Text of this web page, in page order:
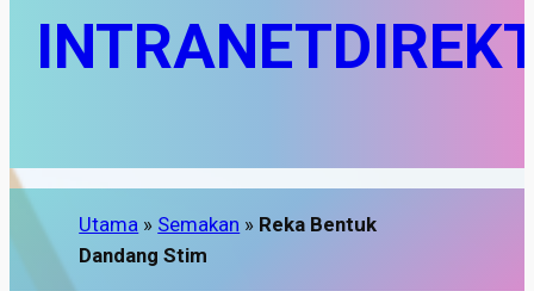
INTRANET
Utama » Semakan » Reka Bentuk
Dandang Stim